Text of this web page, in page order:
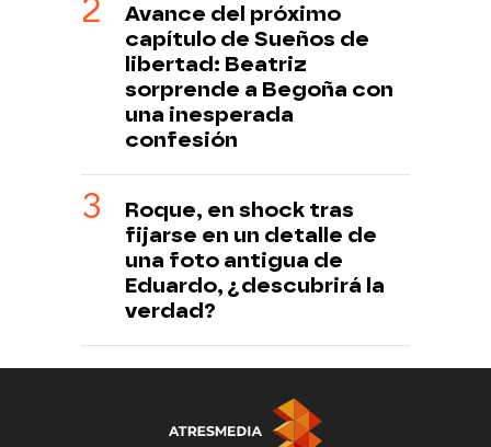
Avance del próximo
capítulo de Sueños de
libertad: Beatriz
sorprende a Begoña con
una inesperada
confesión
Roque, en shock tras
fijarse en un detalle de
una foto antigua de
Eduardo, ¿descubrirá la
verdad?